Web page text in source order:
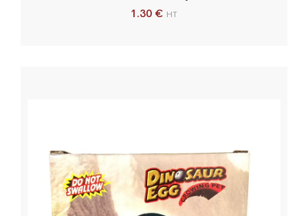
1.30 € HT